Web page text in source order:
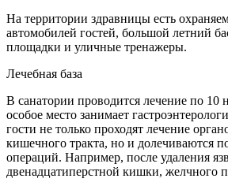
На территории здравницы есть
автомобилей гостей, большой летний
площадки и уличные тренажеры.
Лечебная база
В санатории проводится лечение по 10
особое место занимает
гости не только проходят лечение
кишечного тракта, но и долечиваются
операций. Например, после удаления
двенадцатиперстной кишки, желчного